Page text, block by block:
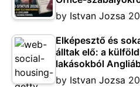
by Istvan Jozsa
Elképesztő és
álltak elő: a
lakásokból
by Istvan Jozsa